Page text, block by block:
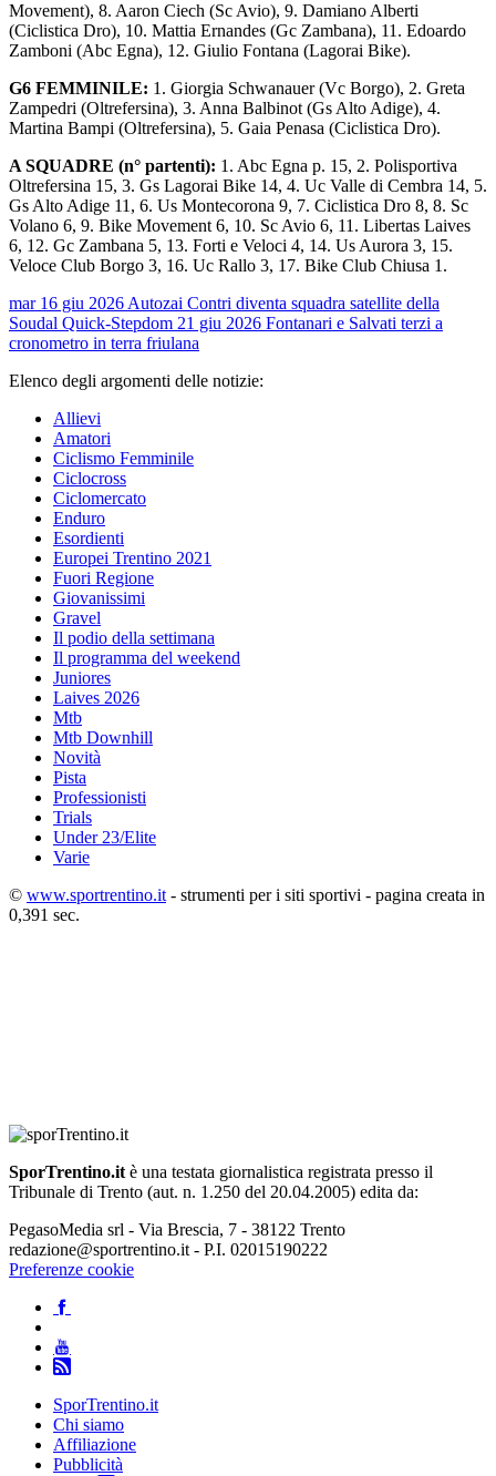
Movement), 8. Aaron Ciech (Sc Avio), 9. Damiano Alberti
(Ciclistica Dro), 10. Mattia Ernandes (Gc Zambana), 11. Edoardo
Zamboni (Abc Egna), 12. Giulio Fontana (Lagorai Bike).
G6 FEMMINILE: 1. Giorgia Schwanauer (Vc Borgo), 2. Greta
Zampedri (Oltrefersina), 3. Anna Balbinot (Gs Alto Adige), 4.
Martina Bampi (Oltrefersina), 5. Gaia Penasa (Ciclistica Dro).
A SQUADRE (n° partenti): 1. Abc Egna p. 15, 2. Polisportiva
Oltrefersina 15, 3. Gs Lagorai Bike 14, 4. Uc Valle di Cembra 14, 5.
Gs Alto Adige 11, 6. Us Montecorona 9, 7. Ciclistica Dro 8, 8. Sc
Volano 6, 9. Bike Movement 6, 10. Sc Avio 6, 11. Libertas Laives
6, 12. Gc Zambana 5, 13. Forti e Veloci 4, 14. Us Aurora 3, 15.
Veloce Club Borgo 3, 16. Uc Rallo 3, 17. Bike Club Chiusa 1.
mar 16 giu 2026Autozai Contri diventa squadra satellite della
Soudal Quick-Stepdom 21 giu 2026 Fontanari e Salvati terzi a
cronometro in terra friulana
Elenco degli argomenti delle notizie:
Allievi
Amatori
Ciclismo Femminile
Ciclocross
Ciclomercato
Enduro
Esordienti
Europei Trentino 2021
Fuori Regione
Giovanissimi
Gravel
Il podio della settimana
Il programma del weekend
Juniores
Laives 2026
Mtb
Mtb Downhill
Novità
Pista
Professionisti
Trials
Under 23/Elite
Varie
© www.sportrentino.it- strumenti per i siti sportivi - pagina creata in
0,391 sec.
SporTrentino.itè una testata giornalistica registrata presso il
Tribunale di Trento (aut. n. 1.250 del 20.04.2005) edita da:
PegasoMedia srl - Via Brescia, 7 - 38122 Trento
redazione@sportrentino.it - P.I. 02015190222
Preferenze cookie
SporTrentino.it
Chi siamo
Affiliazione
Pubblicità